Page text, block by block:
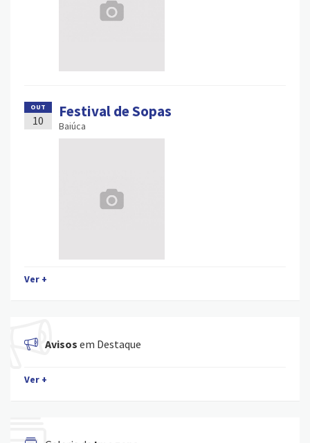
OUT
10 Festival de Sopas
Baiúca
Ver +
Avisos em Destaque
Ver +